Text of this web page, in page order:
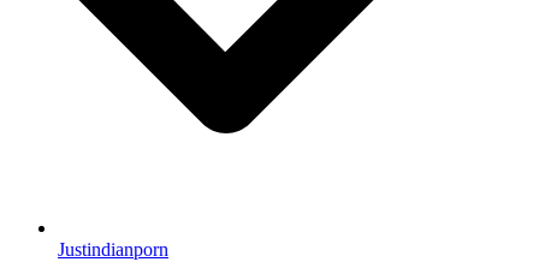
Justindianporn